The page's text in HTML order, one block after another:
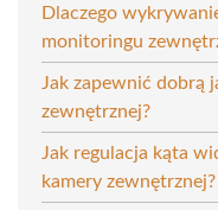
Dlaczego
monitoringu
Jak zapewnić dobrą
zewnętrznej?
Jak regulacja kąta
kamery zewnętrznej?